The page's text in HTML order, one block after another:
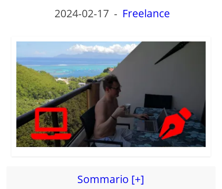
2024-02-17 - Freelance
Sommario [+]